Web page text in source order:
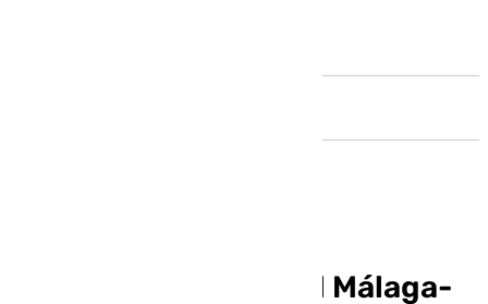
Horario y dónde ver el Málaga-